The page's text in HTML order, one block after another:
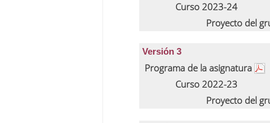
Curso 2023-24
Proyecto del
Versión 3
Programa de la asignatura
Curso 2022-23
Proyecto del